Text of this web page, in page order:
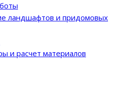
ландшафтов и придомовых
и расчет материалов